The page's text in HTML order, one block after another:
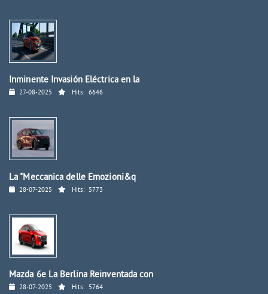
Inminente Invasión Eléctrica en la
27-08-2025 Hits: 6646
La "Meccanica delle Emozioni&q
28-07-2025 Hits: 5773
Mazda 6e La Berlina Reinventada con
28-07-2025 Hits: 5764